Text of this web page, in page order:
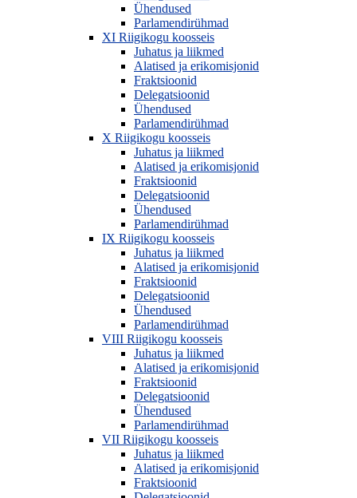
Ühendused
Parlamendirühmad
XI Riigikogu koosseis
Juhatus ja liikmed
Alatised ja erikomisjonid
Fraktsioonid
Delegatsioonid
Ühendused
Parlamendirühmad
X Riigikogu koosseis
Juhatus ja liikmed
Alatised ja erikomisjonid
Fraktsioonid
Delegatsioonid
Ühendused
Parlamendirühmad
IX Riigikogu koosseis
Juhatus ja liikmed
Alatised ja erikomisjonid
Fraktsioonid
Delegatsioonid
Ühendused
Parlamendirühmad
VIII Riigikogu koosseis
Juhatus ja liikmed
Alatised ja erikomisjonid
Fraktsioonid
Delegatsioonid
Ühendused
Parlamendirühmad
VII Riigikogu koosseis
Juhatus ja liikmed
Alatised ja erikomisjonid
Fraktsioonid